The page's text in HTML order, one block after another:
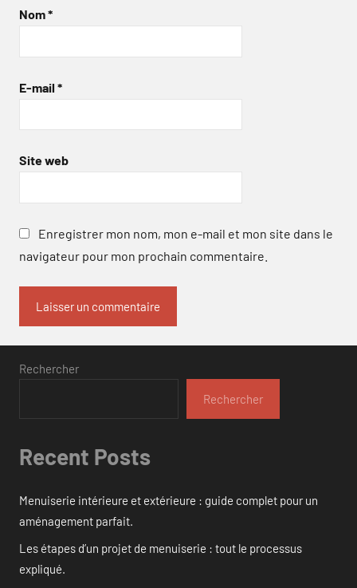
Nom*
E-mail *
Site web
Enregistrer mon nom, mon e-mail et mon site dans le
navigateur pour mon prochain commentaire.
Rechercher
Rechercher
Recent Posts
Menuiserie intérieure et extérieure : guide complet pour un
aménagement parfait.
Les étapes d’un projet de menuiserie : tout le processus
expliqué.